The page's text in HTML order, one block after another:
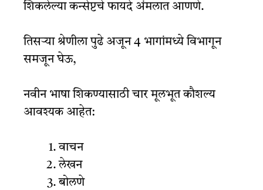
शिकलेल्या कन्सेप्टचे फायदे अंमलात आणणे.
तिसऱ्या श्रेणीला पुढे अजून 4 भागांमध्ये विभागून
समजून घेऊ,
नवीन भाषा शिकण्यासाठी चार मूलभूत कौशल्य
आवश्यक आहेत:
वाचन
लेखन
बोलणे